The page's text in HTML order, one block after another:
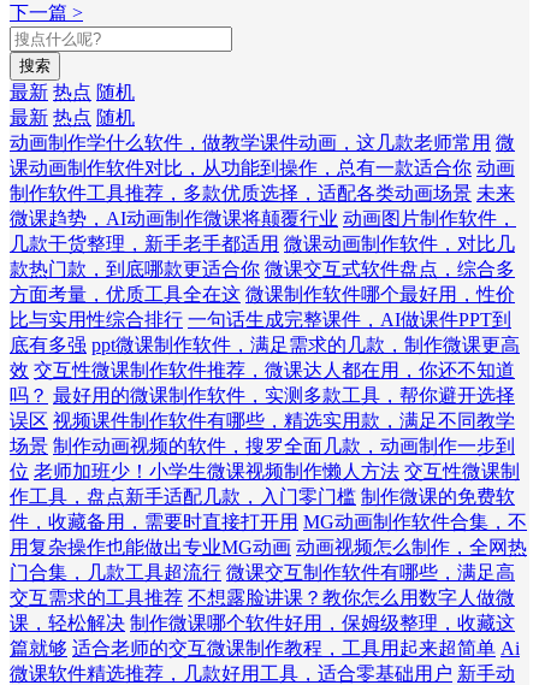
下一篇 >
搜索
最新 热点 随机
最新 热点 随机
动画制作学什么软件，做教学课件动画，这几款老师常用 微
课动画制作软件对比，从功能到操作，总有一款适合你 动画
制作软件工具推荐，多款优质选择，适配各类动画场景 未来
微课趋势，AI动画制作微课将颠覆行业 动画图片制作软件，
几款干货整理，新手老手都适用 微课动画制作软件，对比几
款热门款，到底哪款更适合你 微课交互式软件盘点，综合多
方面考量，优质工具全在这 微课制作软件哪个最好用，性价
比与实用性综合排行 一句话生成完整课件，AI做课件PPT到
底有多强 ppt微课制作软件，满足需求的几款，制作微课更高
效 交互性微课制作软件推荐，微课达人都在用，你还不知道
吗？ 最好用的微课制作软件，实测多款工具，帮你避开选择
误区 视频课件制作软件有哪些，精选实用款，满足不同教学
场景 制作动画视频的软件，搜罗全面几款，动画制作一步到
位 老师加班少！小学生微课视频制作懒人方法 交互性微课制
作工具，盘点新手适配几款，入门零门槛 制作微课的免费软
件，收藏备用，需要时直接打开用 MG动画制作软件合集，不
用复杂操作也能做出专业MG动画 动画视频怎么制作，全网热
门合集，几款工具超流行 微课交互制作软件有哪些，满足高
交互需求的工具推荐 不想露脸讲课？教你怎么用数字人做微
课，轻松解决 制作微课哪个软件好用，保姆级整理，收藏这
篇就够 适合老师的交互微课制作教程，工具用起来超简单 Ai
微课软件精选推荐，几款好用工具，适合零基础用户 新手动